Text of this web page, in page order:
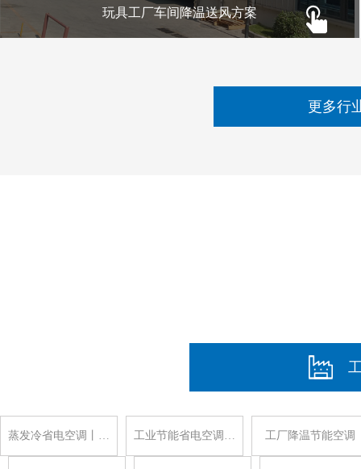
玩具工厂车间降温送风方案
更多行
蒸发冷省电空调丨… 工业节能省电空调… 工厂降温节能空调